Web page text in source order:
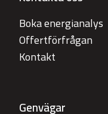
Boka energianalys
Offertförfrågan
Kontakt
Genvägar